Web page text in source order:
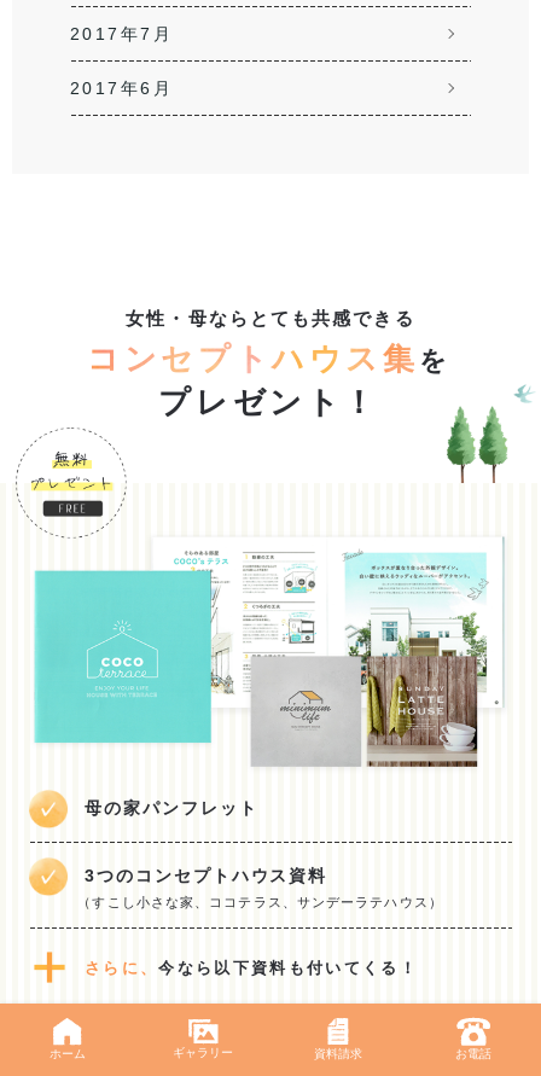
2017年7月
2017年6月
女性・母ならとても共感できる
コンセプトハウス集 を
プレゼント！
母の家パンフレット
3つのコンセプトハウス資料
（すこし小さな家、ココテラス、サンデーラテハウス）
さらに、今なら以下資料も付いてくる！
知っておきたい! 間取りと外観の作り方
ホーム ギャラリー 資料請求 お電話